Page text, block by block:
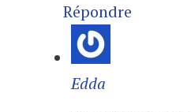
Répondre
Edda